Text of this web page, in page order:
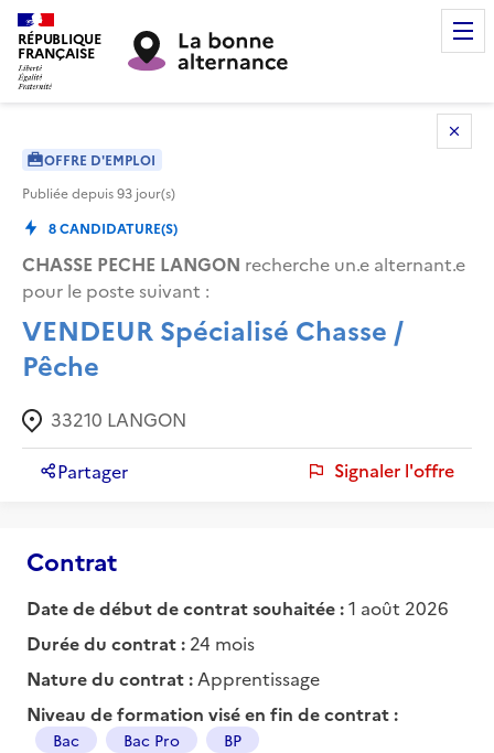
RÉPUBLIQUE
FRANÇAISE
OFFRE D'EMPLOI
Publiée depuis93 jour(s)
8CANDIDATURE(S)
CHASSE PECHE LANGON recherche un.e alternant.e
pour le poste suivant :
VENDEUR Spécialisé Chasse /
Pêche
33210 LANGON
Partager Signaler l'offre
Contrat
Date de début de contrat souhaitée :1 août 2026
Durée du contrat : 24 mois
Nature du contrat : Apprentissage
Niveau de formation visé en fin de contrat :
Bac Bac Pro BP